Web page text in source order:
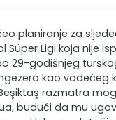
planiranje za
Süper Ligi koja nije
29-godišnjeg
kao vodećeg
razmatra
budući da mu